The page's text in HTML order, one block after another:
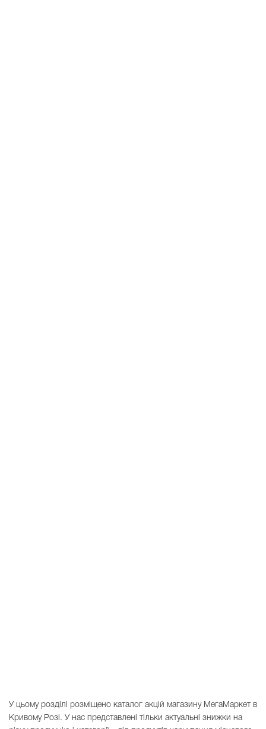
У цьому розділі розміщено каталог акцій магазину МегаМаркет в
Кривому Розі. У нас представлені тільки актуальні знижки на